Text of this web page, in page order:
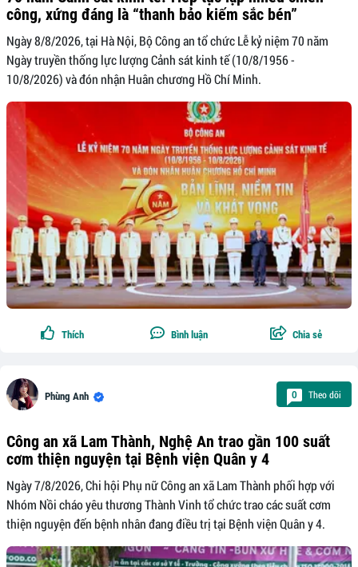
công, xứng đáng là “thanh bảo kiếm sắc bén”
Ngày 8/8/2026, tại Hà Nội, Bộ Công an tổ chức Lễ kỷ niệm 70 năm
Ngày truyền thống lực lượng Cảnh sát kinh tế (10/8/1956 -
10/8/2026) và đón nhận Huân chương Hồ Chí Minh.
Thích Bình luận Chia sẻ
Phùng Anh 0 Theo dõi
Công an xã Lam Thành, Nghệ An trao gần 100 suất
cơm thiện nguyện tại Bệnh viện Quân y 4
Ngày 7/8/2026, Chi hội Phụ nữ Công an xã Lam Thành phối hợp với
Nhóm Nồi cháo yêu thương Thành Vinh tổ chức trao các suất cơm
thiện nguyện đến bệnh nhân đang điều trị tại Bệnh viện Quân y 4.